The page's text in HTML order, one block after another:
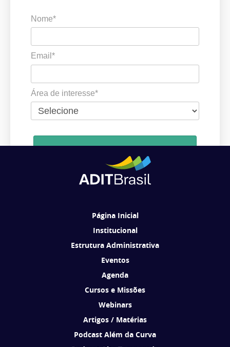
Nome*
Email*
Área de interesse*
Ao se cadastrar, você concorda em receber comunicações da ADIT
Página Inicial
Institucional
Estrutura Administrativa
Eventos
Agenda
Cursos e Missões
Webinars
Artigos / Matérias
Podcast Além da Curva